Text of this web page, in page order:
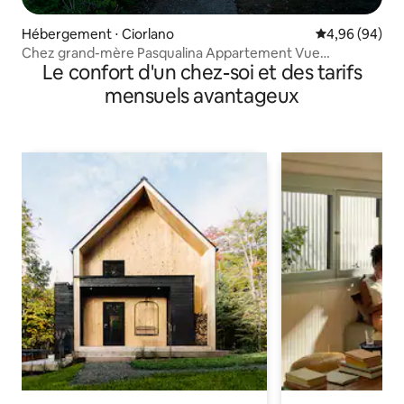
Hébergement ⋅ Ciorlano Évaluation
4,96 (94)
Chez grand-mère Pasqualina Appartement Vue
Montagne
Le confort d'un chez-soi et des tarifs
mensuels avantageux